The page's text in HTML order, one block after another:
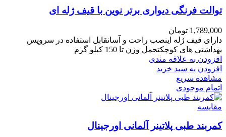
توالت فرنگی دیواری برتر نوین با قیف ژله ای
1,789,000 تومان
دارای قیف ژله اینصب راحت و آسانقابل استفاده در سرویس
بهداشتی های کوچکتحمل وزن تا 150 کیلو گرم
افزودن به علاقه مندی
افزودن به سبد خرید
مشاهده سریع
اتمام موجودی
مقایسه
کمربند طبی پلاتینر آلمانی اورجینال